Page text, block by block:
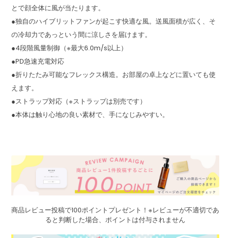
とで顔全体に風が当たります。
●独自のハイブリットファンが起こす快適な風。送風面積が広く、そ
の冷却力であっという間に涼しさを届けます。
●4段階風量制御（※最大6.0m/s以上）
●PD急速充電対応
●折りたたみ可能なフレックス構造。お部屋の卓上などに置いても使
えます。
●ストラップ対応（※ストラップは別売です）
●本体は触り心地の良い素材で、手になじみやすい。
商品レビュー投稿で100ポイントプレゼント！※レビューが不適切であ
ると判断した場合、ポイントは付与されません